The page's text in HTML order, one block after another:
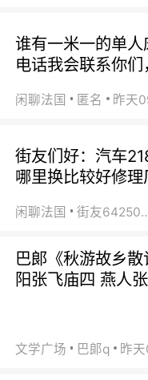
谁有一米一的单
电话我会联系你
闲聊法国 匿名 昨天
街友们好：汽车
哪里换比较好修
闲聊法国 街友
巴郞《秋游故乡
阳张飞庙四 燕人
文学广场 巴郞q 昨